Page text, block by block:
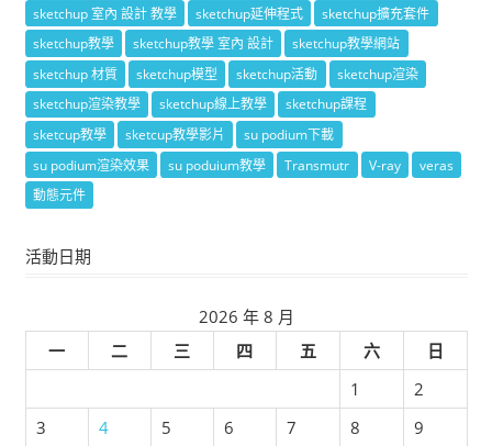
sketchup 室內 設計 教學
sketchup延伸程式
sketchup擴充套件
sketchup教學
sketchup教學 室內 設計
sketchup教學網站
sketchup 材質
sketchup模型 sketchup活動
sketchup渲染
sketchup渲染教學
sketchup線上教學
sketchup課程
sketcup教學
sketcup教學影片
su podium下載
su podium渲染效果
su poduium教學 Transmutr V-ray
veras
動態元件
活動日期
2026 年 8 月
一
二 三 四 五 六
日
1
2
3
4 5 6 7 8 9